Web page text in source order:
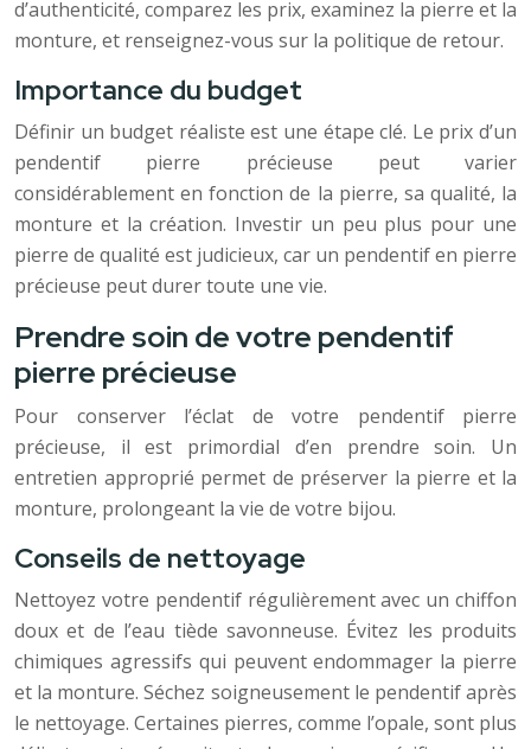
d’authenticité, comparez les prix, examinez la pierre et la
monture, et renseignez-vous sur la politique de retour.
Importance du budget
Définir un budget réaliste est une étape clé. Le prix d’un
pendentif pierre précieuse peut varier
considérablement en fonction de la pierre, sa qualité, la
monture et la création. Investir un peu plus pour une
pierre de qualité est judicieux, car un pendentif en pierre
précieuse peut durer toute une vie.
Prendre soin de votre pendentif
pierre précieuse
Pour conserver l’éclat de votre pendentif pierre
précieuse, il est primordial d’en prendre soin. Un
entretien approprié permet de préserver la pierre et la
monture, prolongeant la vie de votre bijou.
Conseils de nettoyage
Nettoyez votre pendentif régulièrement avec un chiffon
doux et de l’eau tiède savonneuse. Évitez les produits
chimiques agressifs qui peuvent endommager la pierre
et la monture. Séchez soigneusement le pendentif après
le nettoyage. Certaines pierres, comme l’opale, sont plus